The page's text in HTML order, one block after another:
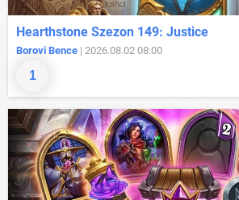
1
Hearthstone Szezon 149: Justice
Borovi Bence | 2026.08.02 08:00